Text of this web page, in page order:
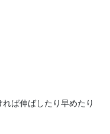
ば伸ばしたり早めたり